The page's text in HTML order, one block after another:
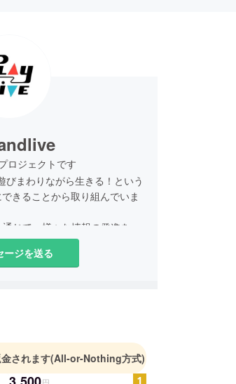
ロジェクトです
びまわりながら生きる！という
きることから取り組んでいま
じて、様々な情報の発進をし
ングを通じて、相次いで開催
を補える楽しいイベントを企
ージを送る
されます(All-or-Nothing方式)